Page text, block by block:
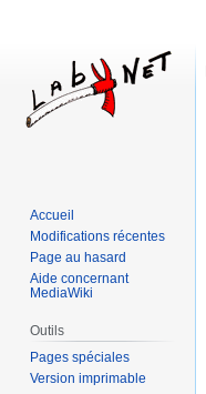
Accueil
Modifications récentes
Page au hasard
Aide concernant
MediaWiki
Outils
Pages spéciales
Version imprimable